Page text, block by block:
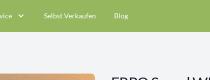
Selbst Verkaufen Blog